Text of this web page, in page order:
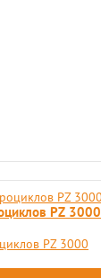
PZ 3000
PZ 3000